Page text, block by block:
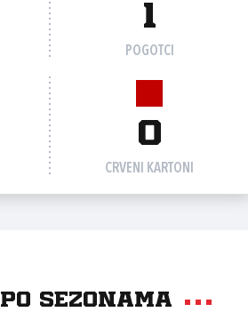
1
POGOTCI
0
CRVENI KARTONI
sezonama